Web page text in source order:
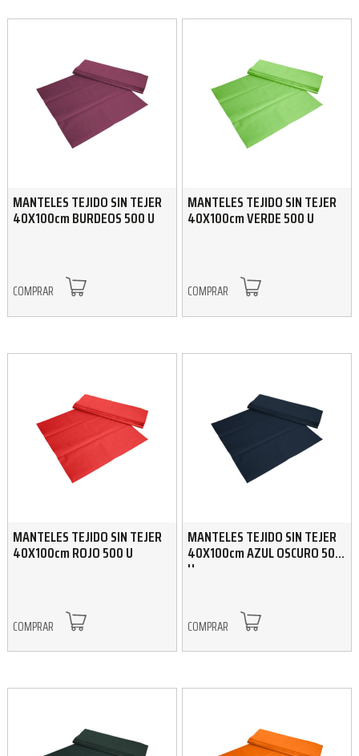
MANTELES TEJIDO SIN TEJER
40X100cm BURDEOS 500 U
COMPRAR
MANTELES TEJIDO SIN TEJER
40X100cm VERDE 500 U
COMPRAR
MANTELES TEJIDO SIN TEJER
40X100cm ROJO 500 U
COMPRAR
MANTELES TEJIDO SIN TEJER
40X100cm AZUL OSCURO 500
U
COMPRAR